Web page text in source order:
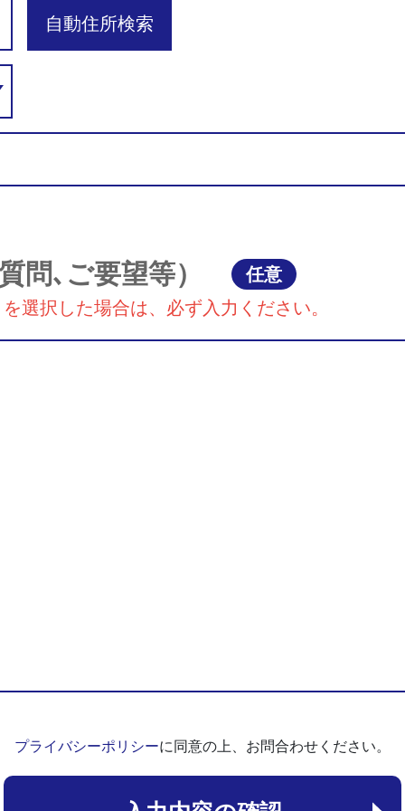
自動住所検索
問､ご要望等）
任意
選択した場合は、必ず入力ください。
プライバシーポリシーに同意の上、お問合わせください。